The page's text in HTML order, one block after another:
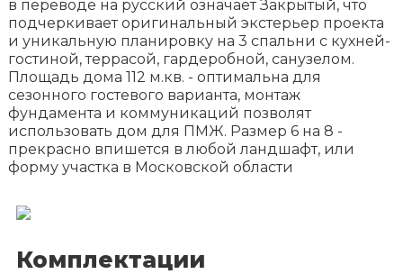
в переводе на русский означает Закрытый, что
подчеркивает оригинальный экстерьер проекта
и уникальную планировку на 3 спальни с кухней-
гостиной, террасой, гардеробной, санузелом.
Площадь дома 112 м.кв. - оптимальна для
сезонного гостевого варианта, монтаж
фундамента и коммуникаций позволят
использовать дом для ПМЖ. Размер 6 на 8 -
прекрасно впишется в любой ландшафт, или
форму участка в Московской области
Комплектации